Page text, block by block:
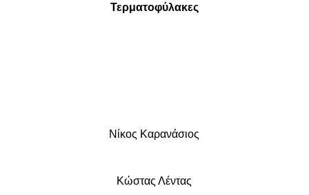
Τερματοφύλακες
Νίκος Καρανάσιος
Κώστας Λέντας